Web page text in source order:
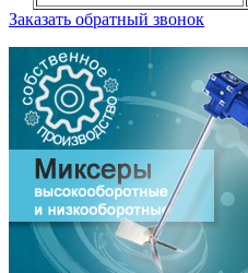
Заказать обратный звонок